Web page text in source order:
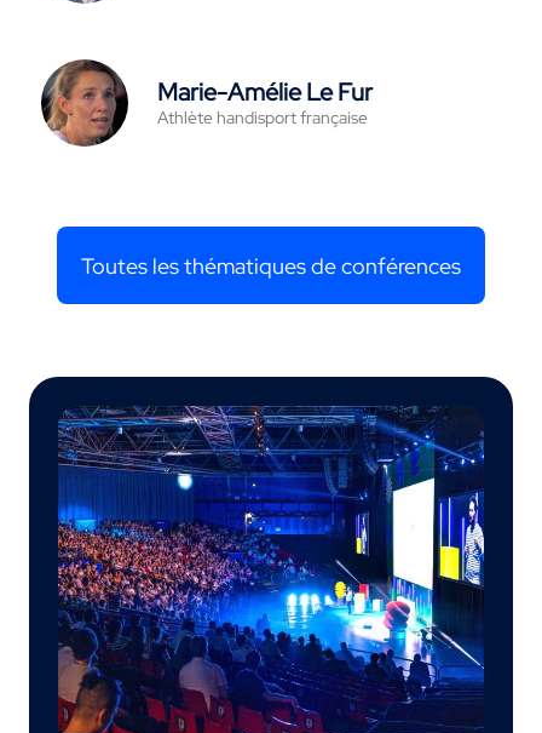
Marie-Amélie Le Fur
Athlète handisport française
Toutes les thématiques de conférences